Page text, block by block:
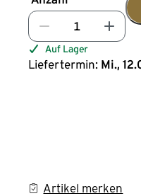
Auf Lager
Liefertermin: Mi.,
Artikel merken